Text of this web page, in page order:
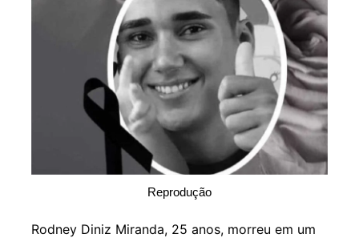
Reprodução
Rodney Diniz Miranda, 25 anos, morreu em um